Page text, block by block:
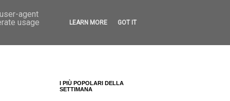
I PIÙ POPOLARI DELLA
SETTIMANA
agent
usage
LEARN MORE GOT IT